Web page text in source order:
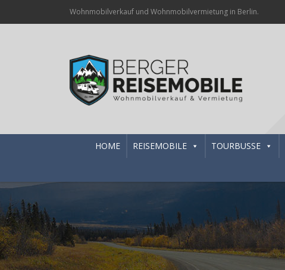
Wohnmobilverkauf und Wohnmobilvermietung in Berlin.
HOME REISEMOBILE TOURBUSSE